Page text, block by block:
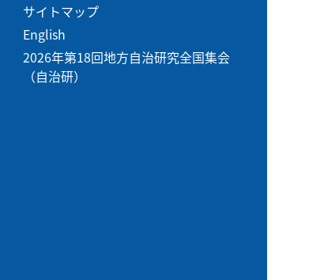
サイトマップ
English
2026年第18回地方自治研究全国集会
（自治研）